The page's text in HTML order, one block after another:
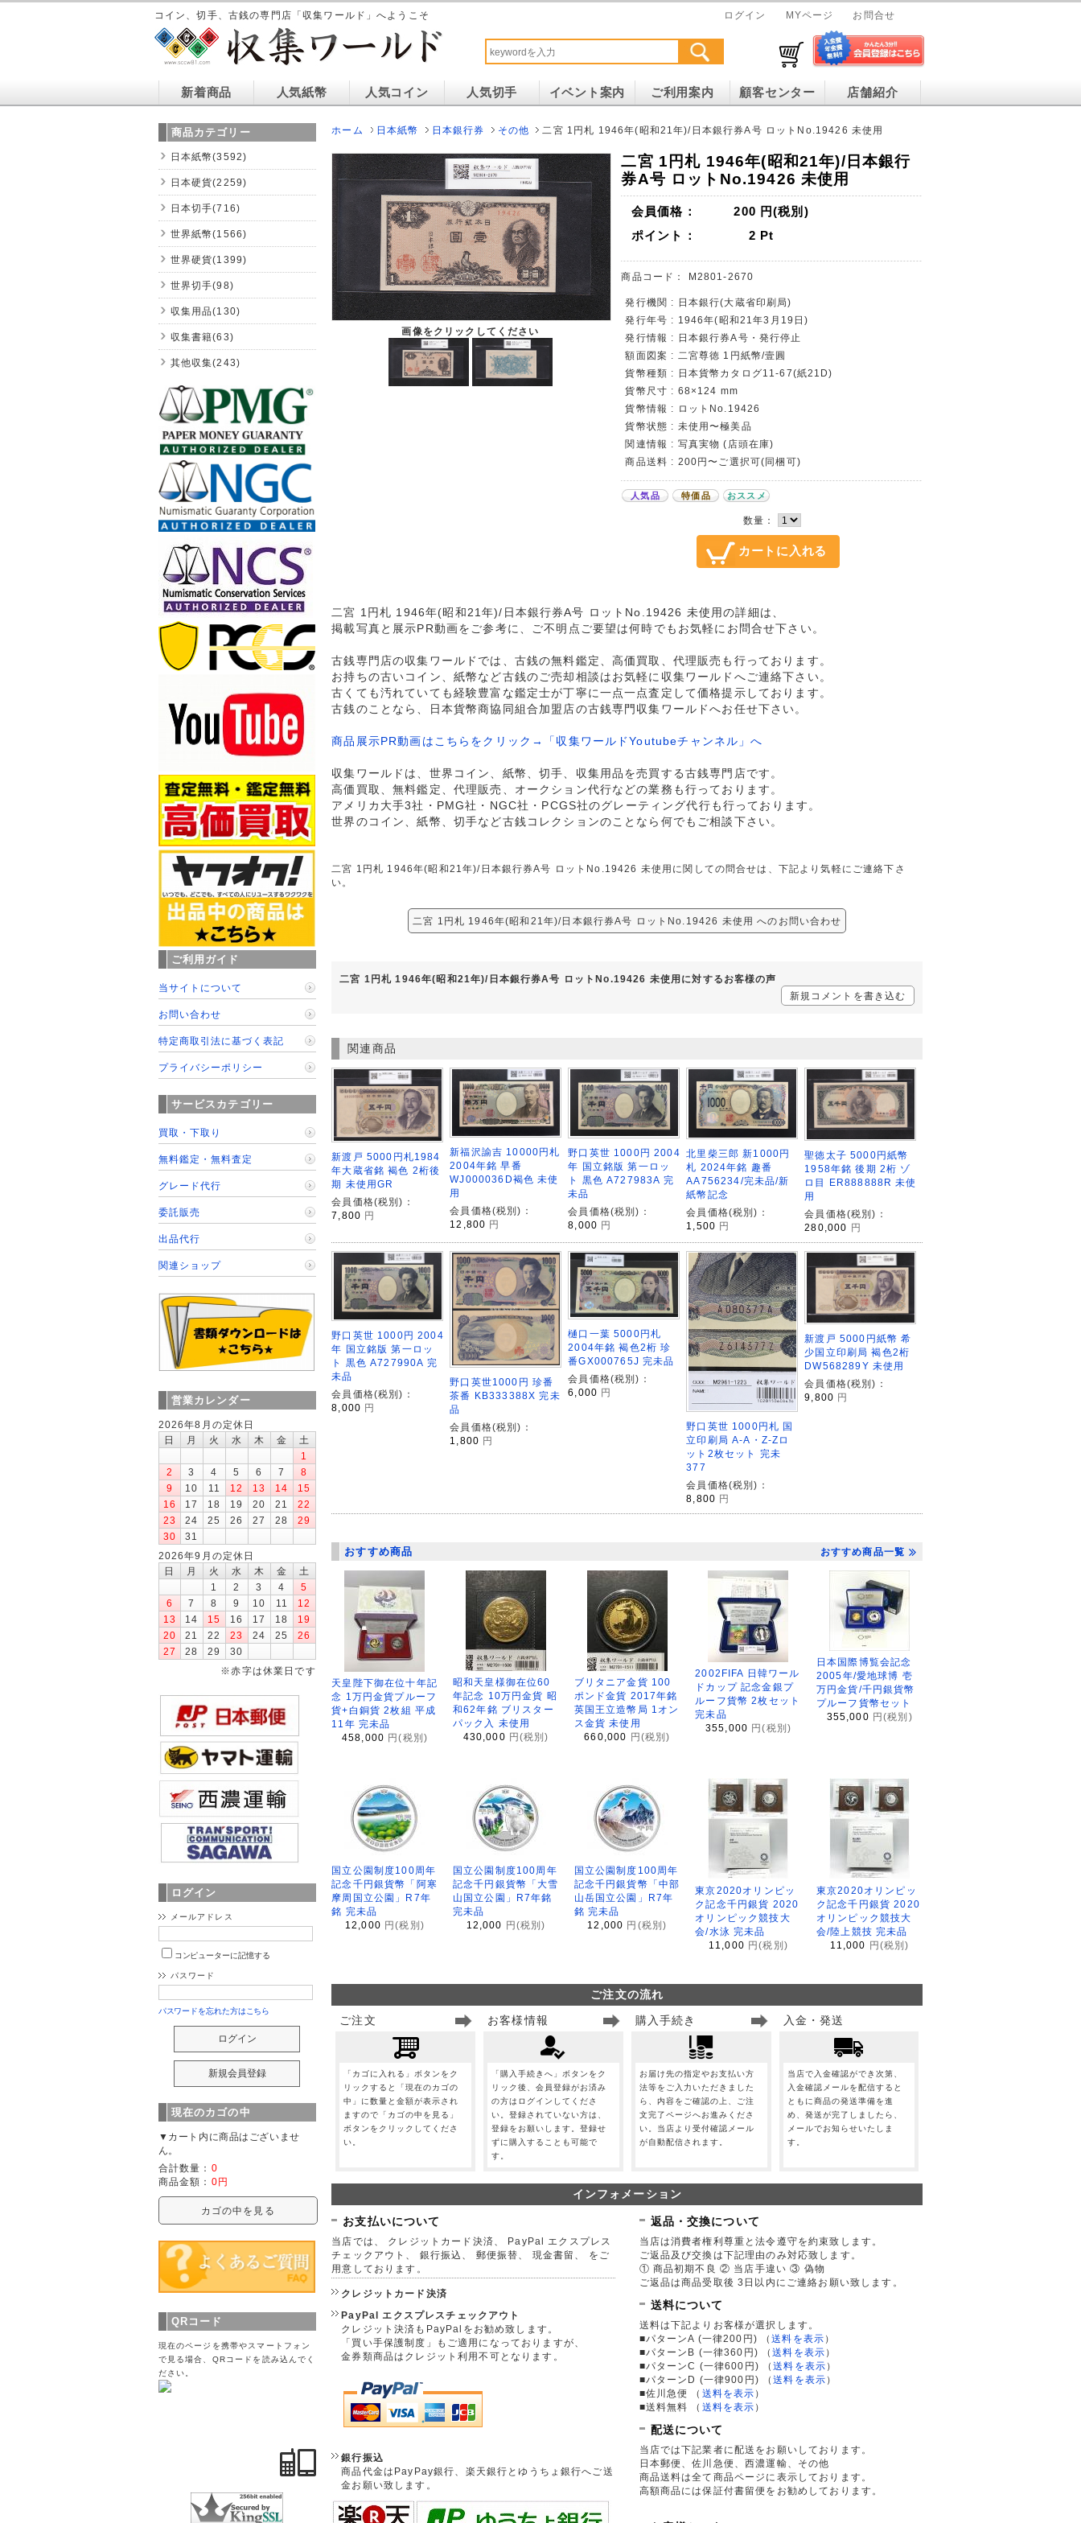
コイン、切手、古銭の専門店「収集ワールド」へようこそ ログイン MYページ お問合せ
新着商品 人気紙幣 人気コイン 人気切手 イベント案内 ご利用案内 顧客センター 店舗紹介
ホーム 日本紙幣 日本銀行券 その他 二宮 1円札 1946年(昭和21年)/日本銀行券A号 ロットNo.19426 未使用
画像をクリックしてください
二宮 1円札 1946年(昭和21年)/日本銀行
券A号 ロットNo.19426 未使用
会員価格： 200 円(税別)
ポイント：
2 Pt
商品コード： M2801-2670
発行機関 : 日本銀行(大蔵省印刷局)
発行年号 : 1946年(昭和21年3月19日)
発行情報 : 日本銀行券A号・発行停止
額面図案 : 二宮尊徳 1円紙幣/壹圓
貨幣種類 : 日本貨幣カタログ11-67(紙21D)
貨幣尺寸 : 68×124 mm
貨幣情報 : ロットNo.19426
貨幣状態 : 未使用〜極美品
関連情報 : 写真実物 (店頭在庫)
商品送料 : 200円〜ご選択可(同梱可)
人気品 特価品 おススメ
数量：
二宮 1円札 1946年(昭和21年)/日本銀行券A号 ロットNo.19426 未使用の詳細は、
掲載写真と展示PR動画をご参考に、ご不明点ご要望は何時でもお気軽にお問合せ下さい。
古銭専門店の収集ワールドでは、古銭の無料鑑定、高価買取、代理販売も行っております。
お持ちの古いコイン、紙幣など古銭のご売却相談はお気軽に収集ワールドへご連絡下さい。
古くても汚れていても経験豊富な鑑定士が丁寧に一点一点査定して価格提示しております。
古銭のことなら、日本貨幣商協同組合加盟店の古銭専門収集ワールドへお任せ下さい。
商品展示PR動画はこちらをクリック→「収集ワールドYoutubeチャンネル」へ
収集ワールドは、世界コイン、紙幣、切手、収集用品を売買する古銭専門店です。
高価買取、無料鑑定、代理販売、オークション代行などの業務も行っております。
アメリカ大手3社・PMG社・NGC社・PCGS社のグレーティング代行も行っております。
世界のコイン、紙幣、切手など古銭コレクションのことなら何でもご相談下さい。
二宮 1円札 1946年(昭和21年)/日本銀行券A号 ロットNo.19426 未使用に関しての問合せは、下記より気軽にご連絡下さ
い。
二宮 1円札 1946年(昭和21年)/日本銀行券A号 ロットNo.19426 未使用 へのお問い合わせ
二宮 1円札 1946年(昭和21年)/日本銀行券A号 ロットNo.19426 未使用に対するお客様の声
新規コメントを書き込む
関連商品
新渡戸 5000円札1984
年大蔵省銘 褐色 2桁後
期 未使用GR
会員価格(税別)：
7,800 円
新福沢諭吉 10000円札
2004年銘 早番
WJ000036D褐色 未使
用
会員価格(税別)：
12,800 円
野口英世 1000円 2004
年 国立銘版 第一ロッ
ト 黒色 A727983A 完
未品
会員価格(税別)：
8,000 円
北里柴三郎 新1000円
札 2024年銘 趣番
AA756234/完未品/新
紙幣記念
会員価格(税別)：
1,500 円
聖徳太子 5000円紙幣
1958年銘 後期 2桁 ゾ
ロ目 ER888888R 未使
用
会員価格(税別)：
280,000 円
野口英世 1000円 2004
年 国立銘版 第一ロッ
ト 黒色 A727990A 完
未品
会員価格(税別)：
8,000 円
野口英世1000円 珍番
茶番 KB333388X 完未
品
会員価格(税別)：
1,800 円
樋口一葉 5000円札
2004年銘 褐色2桁 珍
番GX000765J 完未品
会員価格(税別)：
6,000 円
野口英世 1000円札 国
立印刷局 A-A・Z-Zロ
ット2枚セット 完未
377
会員価格(税別)：
8,800 円
新渡戸 5000円紙幣 希
少国立印刷局 褐色2桁
DW568289Y 未使用
会員価格(税別)：
9,800 円
おすすめ商品 おすすめ商品一覧
天皇陛下御在位十年記
念 1万円金貨プルーフ
貨+白銅貨 2枚組 平成
11年 完未品
458,000 円(税別)
昭和天皇様御在位60
年記念 10万円金貨 昭
和62年銘 ブリスター
パック入 未使用
430,000 円(税別)
ブリタニア金貨 100
ポンド金貨 2017年銘
英国王立造幣局 1オン
ス金貨 未使用
660,000 円(税別)
2002FIFA 日韓ワール
ドカップ 記念金銀プ
ルーフ貨幣 2枚セット
完未品
355,000 円(税別)
日本国際博覧会記念
2005年/愛地球博 壱
万円金貨/千円銀貨幣
プルーフ貨幣セット
355,000 円(税別)
国立公園制度100周年
記念千円銀貨幣「阿寒
摩周国立公園」R7年
銘 完未品
12,000 円(税別)
国立公園制度100周年
記念千円銀貨幣「大雪
山国立公園」R7年銘
完未品
12,000 円(税別)
国立公園制度100周年
記念千円銀貨幣「中部
山岳国立公園」R7年
銘 完未品
12,000 円(税別)
東京2020オリンピッ
ク記念千円銀貨 2020
オリンピック競技大
会/水泳 完未品
11,000 円(税別)
東京2020オリンピッ
ク記念千円銀貨 2020
オリンピック競技大
会/陸上競技 完未品
11,000 円(税別)
ご注文の流れ
ご注文
「カゴに入れる」ボタンをク
リックすると「現在のカゴの
中」に数量と金額が表示され
ますので「カゴの中を見る」
ボタンをクリックしてくださ
い。
お客様情報
「購入手続きへ」ボタンをク
リック後、会員登録がお済み
の方はログインしてくださ
い。登録されていない方は、
登録をお願いします。登録せ
ずに購入することも可能で
す。
購入手続き
お届け先の指定やお支払い方
法等をご入力いただきました
ら、内容をご確認の上、ご注
文完了ページへお進みくださ
い。当店より受付確認メール
が自動配信されます。
入金・発送
当店で入金確認ができ次第、
入金確認メールを配信すると
ともに商品の発送準備を進
め、発送が完了しましたら、
メールでお知らせいたしま
す。
インフォメーション
お支払いについて
当店では、 クレジットカード決済、 PayPal エクスプレス
チェックアウト、 銀行振込、 郵便振替、 現金書留、 をご
用意しております。
クレジットカード決済
PayPal エクスプレスチェックアウト
クレジット決済もPayPalをお勧め致します。
「買い手保護制度」もご適用になっておりますが、
金券類商品はクレジット利用不可となります。
銀行振込
商品代金はPayPay銀行、楽天銀行とゆうちょ銀行へご送
金お願い致します。
返品・交換について
当店は消費者権利尊重と法令遵守を約束致します。
ご返品及び交換は下記理由のみ対応致します。
① 商品初期不良 ② 当店手違い ③ 偽物
ご返品は商品受取後 3日以内にご連絡お願い致します。
送料について
送料は下記よりお客様が選択します。
■パターンA (一律200円)
（送料を表示 ）
■パターンB (一律360円)
（送料を表示 ）
■パターンC (一律600円)
（送料を表示 ）
■パターンD (一律900円)
（送料を表示 ）
■佐川急便
（ 送料を表示 ）
■送料無料
（ 送料を表示 ）
配送について
当店では下記業者に配送をお願いしております。
日本郵便、佐川急便、西濃運輸、その他
商品送料は全て商品ページに表示しております。
高額商品には保証付書留便をお勧めしております。
商品カテゴリー
日本紙幣(3592)
日本硬貨(2259)
日本切手(716)
世界紙幣(1566)
世界硬貨(1399)
世界切手(98)
収集用品(130)
収集書籍(63)
其他収集(243)
ご利用ガイド
当サイトについて
お問い合わせ
特定商取引法に基づく表記
プライバシーポリシー
サービスカテゴリー
買取・下取り
無料鑑定・無料査定
グレード代行
委託販売
出品代行
関連ショップ
営業カレンダー
2026年8月の定休日
日
月 火 水 木 金
土
1
2
3 4 5 6 7
8
9
10 11 12 13 14
15
16
17 18 19 20 21
22
23
24 25 26 27 28
29
30
31
2026年9月の定休日
日
月 火 水 木 金
土
1
2 3 4
5
6
7 8 9 10 11
12
13
14 15 16 17 18
19
20
21 22 23 24 25
26
27
28 29
30
※赤字は休業日です
ログイン
メールアドレス
コンピューターに記憶する
パスワード
パスワードを忘れた方はこちら
現在のカゴの中
▼カート内に商品はございませ
ん。
合計数量： 0
商品金額： 0円
カゴの中を見る
QRコード
現在のページを携帯やスマートフォン
で見る場合、QRコードを読み込んでく
ださい。